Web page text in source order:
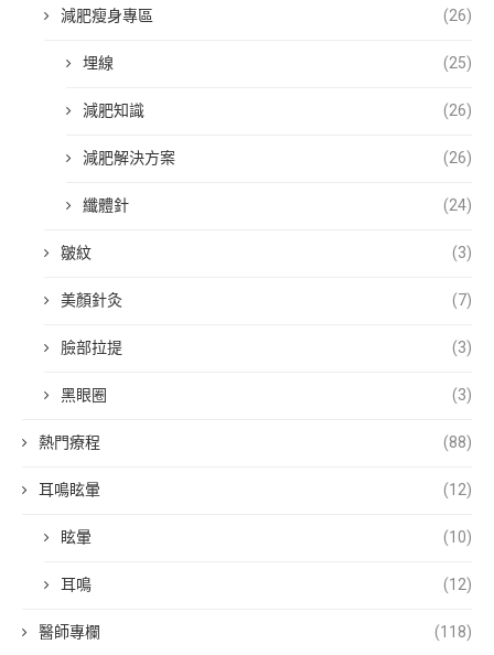
減肥瘦身專區 (26)
埋線 (25)
減肥知識 (26)
減肥解決方案 (26)
纖體針 (24)
皺紋 (3)
美顏針灸 (7)
臉部拉提 (3)
黑眼圈 (3)
熱門療程 (88)
耳鳴眩暈 (12)
眩暈 (10)
耳鳴 (12)
醫師專欄 (118)